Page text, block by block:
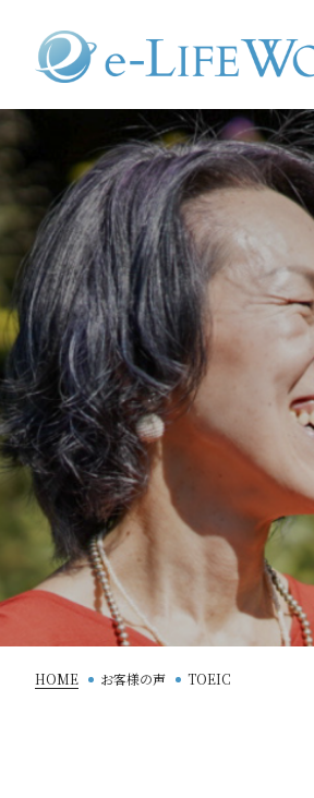
HOME お客様の声 TOEIC